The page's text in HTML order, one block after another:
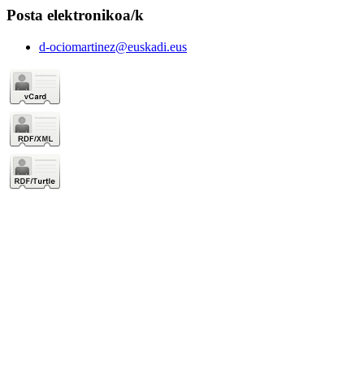
Posta elektronikoa/k
d-ociomartinez@euskadi.eus